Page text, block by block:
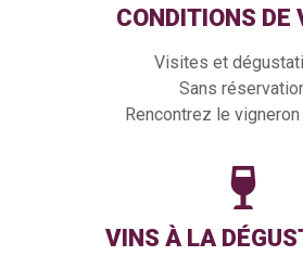
CONDITIONS DE
Visites et
Sans
Rencontrez le vigneron
VINS À LA